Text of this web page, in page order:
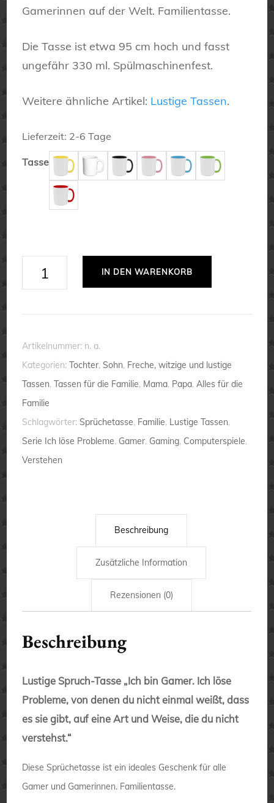
Gamerinnen auf der Welt. Familientasse.
Die Tasse ist etwa 95 cm hoch und fasst
ungefähr 330 ml. Spülmaschinenfest.
Weitere ähnliche Artikel: Lustige Tassen.
Lieferzeit: 2-6 Tage
Tasse
Tasse
Ich
löse
Probleme
von
denen
...
💕
IN DEN WARENKORB
Artikelnummer: n. a.
Kategorien:Tochter,Sohn, Freche, witzige und lustige
Tassen,Tassen für die Familie, Mama, Papa,Alles für die
Familie
Schlagwörter:Sprüchetasse, Familie, Lustige Tassen,
Serie Ich löse Probleme, Gamer, Gaming, Computerspiele,
Verstehen
Beschreibung
Zusätzliche Information
Rezensionen (0)
Beschreibung
Lustige Spruch-Tasse „Ich bin Gamer. Ich löse
Probleme, von denen du nicht einmal weißt, dass
es sie gibt, auf eine Art und Weise, die du nicht
verstehst.“
Diese Sprüchetasse ist ein ideales Geschenk für alle
Gamer und Gamerinnen. Familientasse.